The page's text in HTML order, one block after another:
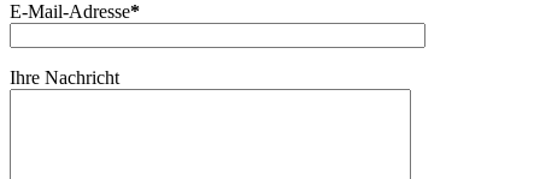
E-Mail-Adresse*
Ihre Nachricht